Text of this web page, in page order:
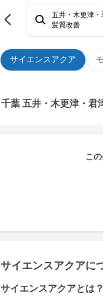
サイエンスアクア
五井・木更津・
髪質改善
千葉 五井・木更津・君
こ
サイエンスアクアに
サイエンスアクアとは？